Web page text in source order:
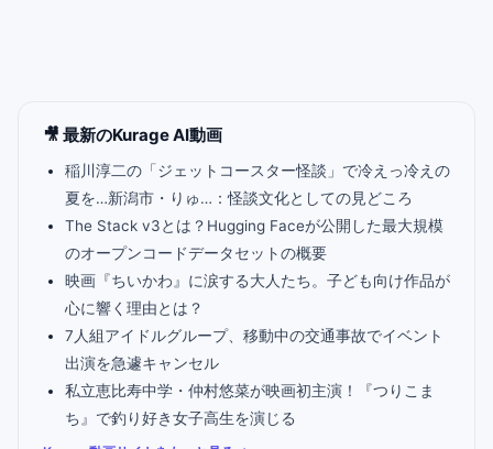
🎥 最新のKurage AI動画
稲川淳二の「ジェットコースター怪談」で冷えっ冷えの
夏を…新潟市・りゅ…：怪談文化としての見どころ
The Stack v3とは？Hugging Faceが公開した最大規模
のオープンコードデータセットの概要
映画『ちいかわ』に涙する大人たち。子ども向け作品が
心に響く理由とは？
7人組アイドルグループ、移動中の交通事故でイベント
出演を急遽キャンセル
私立恵比寿中学・仲村悠菜が映画初主演！『つりこま
ち』で釣り好き女子高生を演じる